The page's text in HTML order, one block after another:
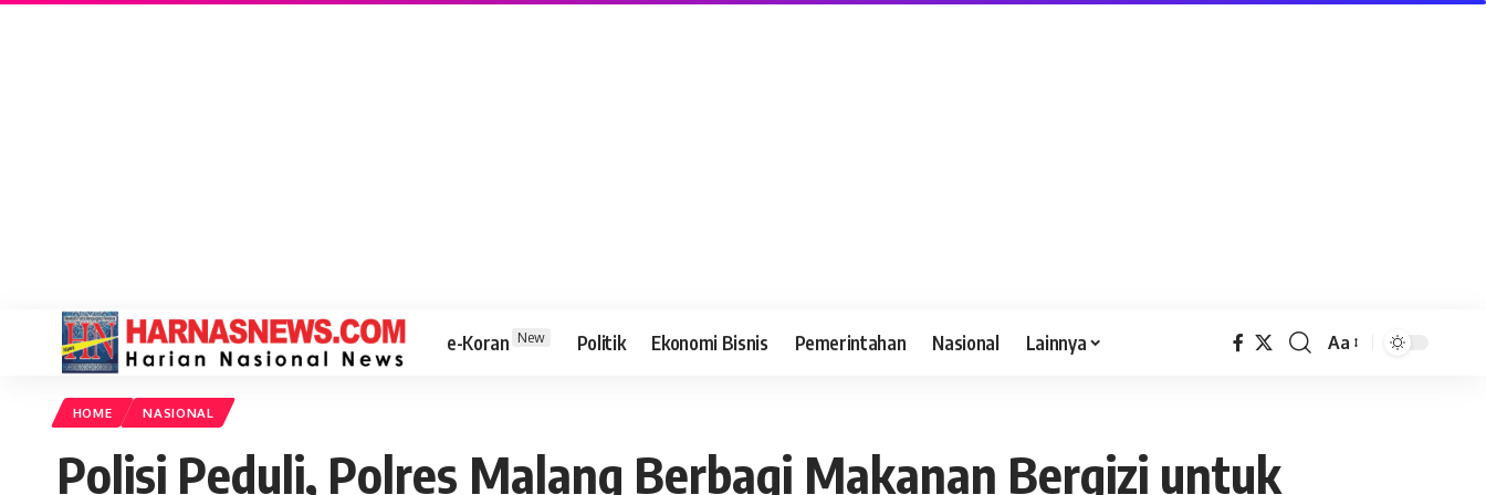
e-Koran New Politik Ekonomi Bisnis Pemerintahan Nasional Lainnya Aa
HOME NASIONAL
Polisi Peduli, Polres Malang Berbagi Makanan Bergizi untuk